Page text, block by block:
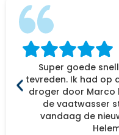
Super goede
tevreden. Ik had op
droger door Marco
de vaatwasser
vandaag de